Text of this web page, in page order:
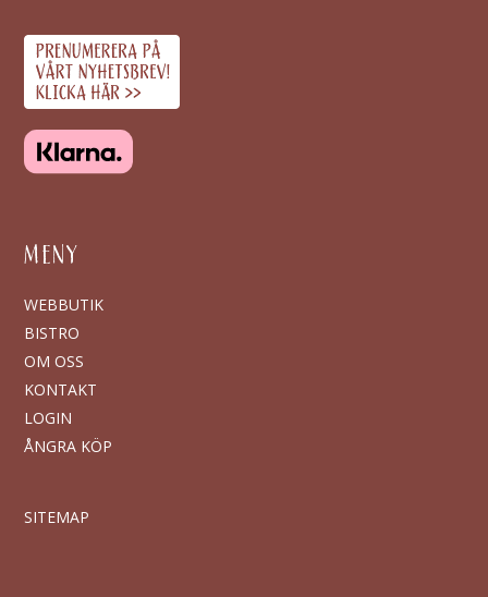
MENY
WEBBUTIK
BISTRO
OM OSS
KONTAKT
LOGIN
ÅNGRA KÖP
SITEMAP